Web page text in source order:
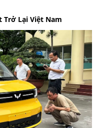
Trở Lại Việt Nam